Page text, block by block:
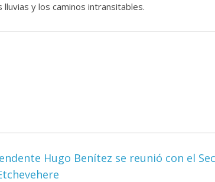
lluvias y los caminos intransitables.
Hugo Benítez se reunió con el